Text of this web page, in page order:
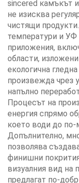
sincered камъкът
не изисква
чистящи
температури и УФ
приложения,
области,
екологична
произвежда чрез
напълно
Процесът на
енергия спрямо
което води до по-
Допълнително,
позволява
финишни
визуалния вид на
предлагат по-